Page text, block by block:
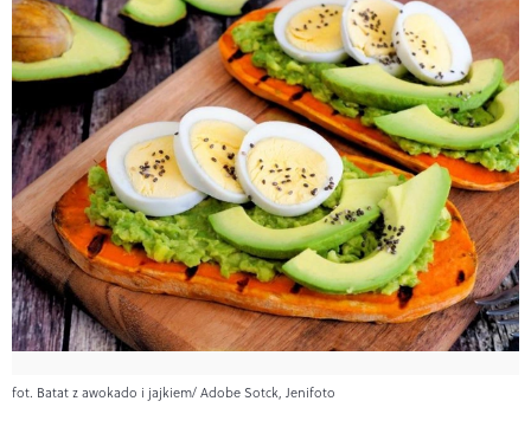
fot. Batat z awokado i jajkiem/ Adobe Sotck, Jenifoto